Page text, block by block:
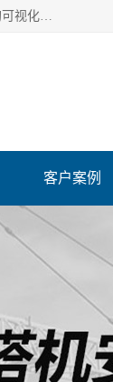
安徽赛芙智能科技有限公司是一家主营智慧化工地解决方案的企业，主营产品有：塔机安全监测系统、塔吊黑匣子、吊钩可视化、吊钩可视化系统、塔机安全监控系统、塔机黑匣子等。创建至今始终关注用户需求，为用户提供有的产品和服务。
客户案例